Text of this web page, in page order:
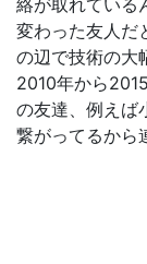
絡が取れている
変わった友人だ
の辺で技術の大
2010年から
の友達、例えば
繋がってるから